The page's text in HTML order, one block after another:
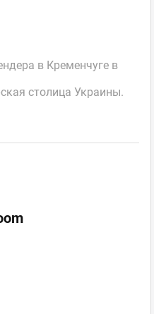
в Кременчуге в
столица Украины.